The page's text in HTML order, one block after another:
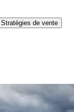
Stratégies de vente